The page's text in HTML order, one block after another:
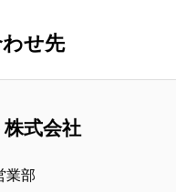
せ先
式会社
業部